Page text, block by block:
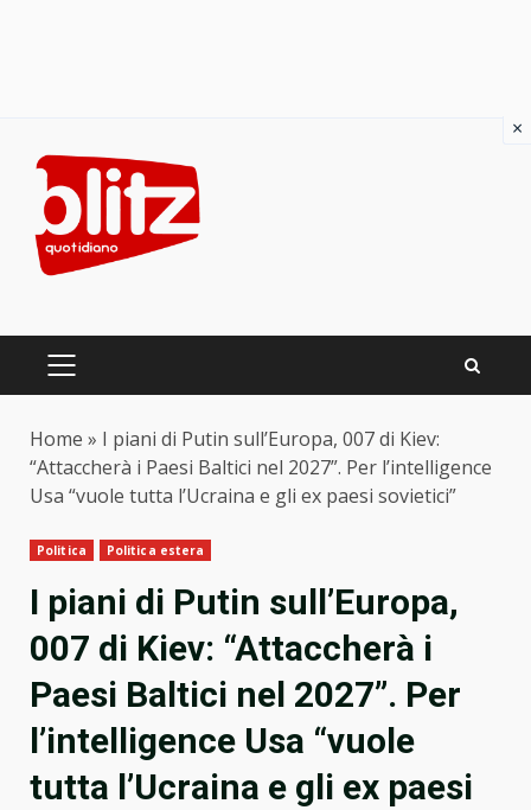
content
PRIMARY
Home » I piani di Putin sull’Europa, 007 di Kiev:
“Attaccherà i Paesi Baltici nel 2027”. Per l’intelligence
Usa “vuole tutta l’Ucraina e gli ex paesi sovietici”
Politica Politica estera
I piani di Putin sull’Europa,
007 di Kiev: “Attaccherà i
Paesi Baltici nel 2027”. Per
l’intelligence Usa “vuole
tutta l’Ucraina e gli ex paesi
×